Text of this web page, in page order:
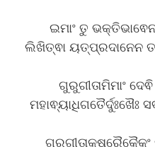
ଇମାଂ ତୁ
ଲିଖିତ୍ଵା ୟତ୍ପ୍ରଦାନେନ
ଗୁରୁଗୀତାମିମାଂ
ମହାଵ୍ୟାଧିଗତୈର୍ଦୁଃଖୈଃ
ଗୁରୁଗୀତାକ୍ଷରୈକୈକଂ